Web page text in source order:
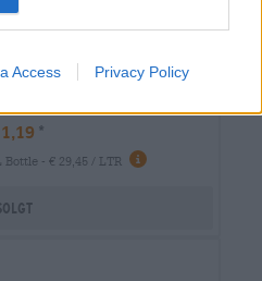
Access Privacy Policy
barley wine
Bottle - € 29,45 / LTR